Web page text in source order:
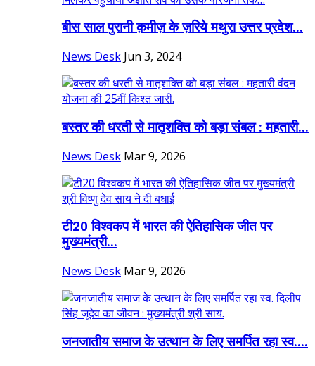
बीस साल पुरानी क़मीज़ के ज़रिये मथुरा उत्तर प्रदेश...
News Desk Jun 3, 2024
बस्तर की धरती से मातृशक्ति को बड़ा संबल : महतारी...
News Desk Mar 9, 2026
टी20 विश्वकप में भारत की ऐतिहासिक जीत पर
मुख्यमंत्री...
News Desk Mar 9, 2026
जनजातीय समाज के उत्थान के लिए समर्पित रहा स्व....